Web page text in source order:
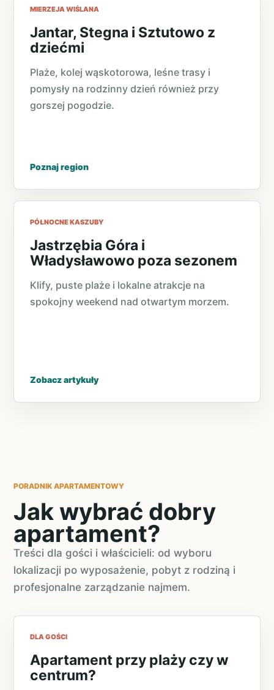
MIERZEJA WIŚLANA
Jantar, Stegna i Sztutowo z
dziećmi
Plaże, kolej wąskotorowa, leśne trasy i
pomysły na rodzinny dzień również przy
gorszej pogodzie.
Poznaj region
PÓŁNOCNE KASZUBY
Jastrzębia Góra i
Władysławowo poza sezonem
Klify, puste plaże i lokalne atrakcje na
spokojny weekend nad otwartym morzem.
Zobacz artykuły
PORADNIK APARTAMENTOWY
Jak wybrać dobry
apartament?
Treści dla gości i właścicieli: od wyboru
lokalizacji po wyposażenie, pobyt z rodziną i
profesjonalne zarządzanie najmem.
DLA GOŚCI
Apartament przy plaży czy w
centrum?